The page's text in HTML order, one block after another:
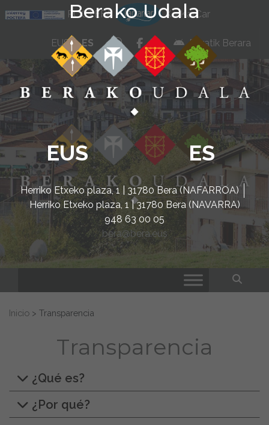
Berako Udala
EUS ES
Herriko Etxeko plaza, 1 | 31780 Bera (NAFARROA)
Herriko Etxeko plaza, 1 | 31780 Bera (NAVARRA)
948 63 00 05
bera@bera.eus
POCTEFA KarKarCar
EUS ES whatsapp
facebook
instagram
Beratik Berara
Buscar:
Inicio > Transparencia
Transparencia
¿Qué es?
¿Por qué?